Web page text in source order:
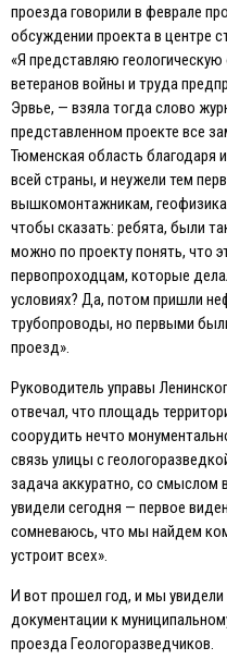
проезда говорили в феврале
обсуждении проекта в центре
«Я представляю
ветеранов войны и труда
Эрвье, — взяла тогда слово
представленном проекте все
Тюменская область благодаря
всей страны, и неужели тем
вышкомонтажникам,
чтобы сказать: ребята, были
можно по проекту понять, что
первопроходцам, которые
условиях? Да, потом пришли
трубопроводы, но первыми
проезд».
Руководитель управы
отвечал, что площадь
соорудить нечто
связь улицы с
задача аккуратно, со смыслом
увидели сегодня — первое
сомневаюсь, что мы найдем
устроит всех».
И вот прошел год, и мы
документации к
проезда Геологоразведчиков.